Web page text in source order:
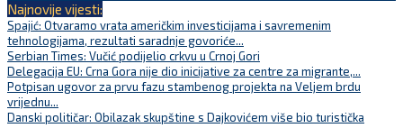
Najnovije vijesti:
Spajić: Otvaramo vrata američkim investicijama i savremenim
tehnologijama, rezultati saradnje govoriće...
Serbian Times: Vučić podijelio crkvu u Crnoj Gori
Delegacija EU: Crna Gora nije dio inicijative za centre za migrante,...
Potpisan ugovor za prvu fazu stambenog projekta na Veljem brdu
vrijednu...
Danski političar: Obilazak skupštine s Dajkovićem više bio turistička